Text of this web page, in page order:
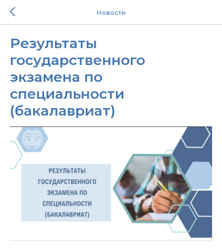
Новости
Результаты
государственного
экзамена по
специальности
(бакалавриат)